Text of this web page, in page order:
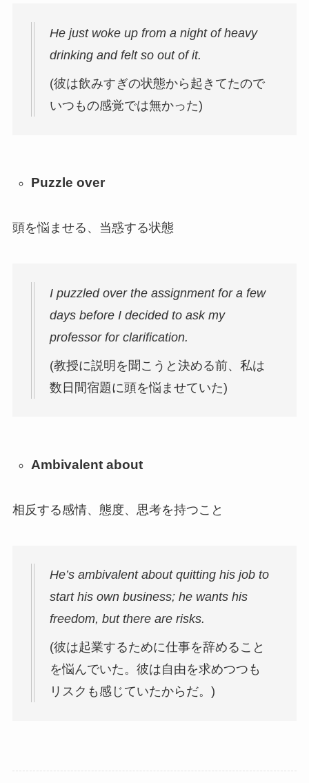
He just woke up from a night of heavy
drinking and felt so out of it.
(彼は飲みすぎの状態から起きてたので
いつもの感覚では無かった)
Puzzle over
頭を悩ませる、当惑する状態
I puzzled over the assignment for a few
days before I decided to ask my
professor for clarification.
(教授に説明を聞こうと決める前、私は
数日間宿題に頭を悩ませていた)
Ambivalent about
相反する感情、態度、思考を持つこと
He’s ambivalent about quitting his job to
start his own business; he wants his
freedom, but there are risks.
(彼は起業するために仕事を辞めること
を悩んでいた。彼は自由を求めつつも
リスクも感じていたからだ。)